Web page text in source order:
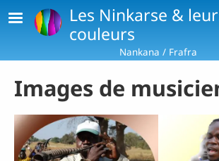
Aller au contenu principal
Les Ninkarse &
couleurs
Nankana / Frafra
Images de